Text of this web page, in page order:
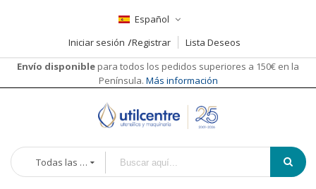
Español
Iniciar sesión
Registrar
Lista Deseos
Envío disponible para todos los pedidos superiores a 150€ en la
Península. Más información
Todas las categorías